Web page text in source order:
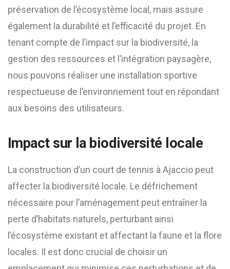
préservation de l’écosystème local, mais assure
également la durabilité et l’efficacité du projet. En
tenant compte de l’impact sur la biodiversité, la
gestion des ressources et l’intégration paysagère,
nous pouvons réaliser une installation sportive
respectueuse de l’environnement tout en répondant
aux besoins des utilisateurs.​
Impact sur la biodiversité locale
La construction d’un court de tennis à Ajaccio peut
affecter la biodiversité locale. Le défrichement
nécessaire pour l’aménagement peut entraîner la
perte d’habitats naturels, perturbant ainsi
l’écosystème existant et affectant la faune et la flore
locales. Il est donc crucial de choisir un